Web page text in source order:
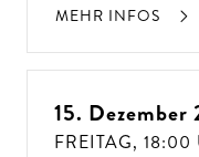
MEHR INFOS
15. Dezember
FREITAG, 18:00